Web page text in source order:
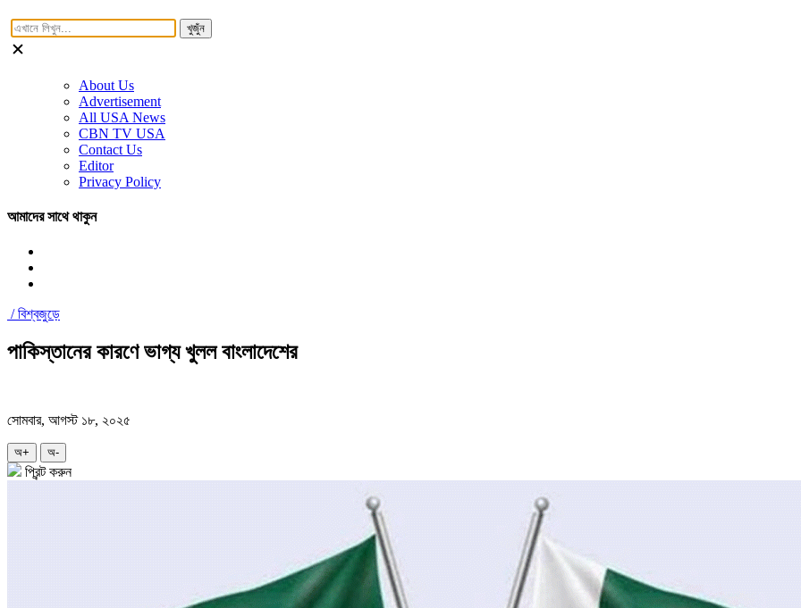
খুজুঁন
About Us
Advertisement
All USA News
CBN TV USA
Contact Us
Editor
Privacy Policy
আমাদের সাথে থাকুন
/বিশ্বজুড়ে
পাকিস্তানের কারণে ভাগ্য খুলল বাংলাদেশের
সোমবার, আগস্ট ১৮, ২০২৫
অ+ অ-
প্রিন্ট করুন